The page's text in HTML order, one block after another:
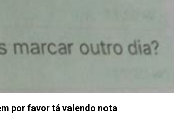
por favor tá valendo nota